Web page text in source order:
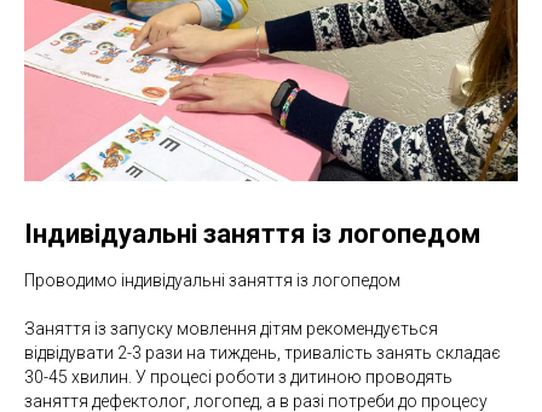
Індивідуальні заняття із логопедом
Проводимо індивідуальні заняття із логопедом
Заняття із запуску мовлення дітям рекомендується
відвідувати 2-3 рази на тиждень, тривалість занять складає
30-45 хвилин. У процесі роботи з дитиною проводять
заняття дефектолог, логопед, а в разі потреби до процесу